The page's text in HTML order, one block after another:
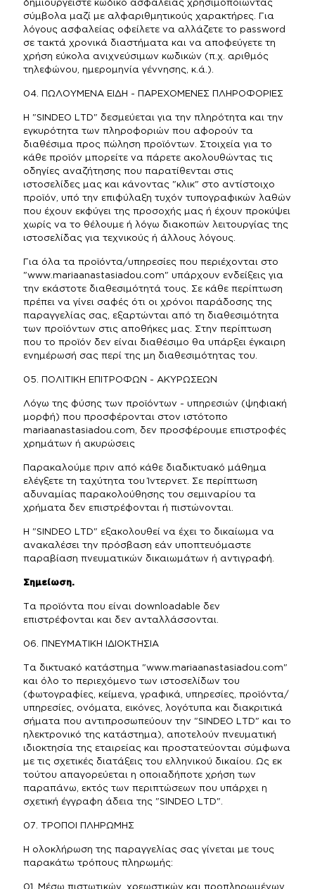
δημιουργείστε κωδικό ασφαλείας χρησιμοποιώντας
σύμβολα μαζί με αλφαριθμητικούς χαρακτήρες. Για
λόγους ασφαλείας οφείλετε να αλλάζετε το password
σε τακτά χρονικά διαστήματα και να αποφεύγετε τη
χρήση εύκολα ανιχνεύσιμων κωδικών (π.χ. αριθμός
τηλεφώνου, ημερομηνία γέννησης, κ.ά.).
04. ΠΩΛΟΥΜΕΝΑ ΕΙΔΗ - ΠΑΡΕΧΟΜΕΝΕΣ ΠΛΗΡΟΦΟΡΙΕΣ
Η "SINDEO LTD" δεσμεύεται για την πληρότητα και την
εγκυρότητα των πληροφοριών που αφορούν τα
διαθέσιμα προς πώληση προϊόντων. Στοιχεία για το
κάθε προϊόν μπορείτε να πάρετε ακολουθώντας τις
οδηγίες αναζήτησης που παρατίθενται στις
ιστοσελίδες μας και κάνοντας "κλικ" στο αντίστοιχο
προϊόν, υπό την επιφύλαξη τυχόν τυπογραφικών λαθών
που έχουν εκφύγει της προσοχής μας ή έχουν προκύψει
χωρίς να το θέλουμε ή λόγω διακοπών λειτουργίας της
ιστοσελίδας για τεχνικούς ή άλλους λόγους.
Για όλα τα προϊόντα/υπηρεσίες που περιέχονται στο
"www.mariaanastasiadou.com" υπάρχουν ενδείξεις για
την εκάστοτε διαθεσιμότητά τους. Σε κάθε περίπτωση
πρέπει να γίνει σαφές ότι οι χρόνοι παράδοσης της
παραγγελίας σας, εξαρτώνται από τη διαθεσιμότητα
των προϊόντων στις αποθήκες μας. Στην περίπτωση
που το προϊόν δεν είναι διαθέσιμο θα υπάρξει έγκαιρη
ενημέρωσή σας περί της μη διαθεσιμότητας του.
05. ΠΟΛΙΤΙΚΗ ΕΠΙΤΡΟΦΩΝ - ΑΚΥΡΩΣΕΩΝ
Λόγω της φύσης των προϊόντων - υπηρεσιών (ψηφιακή
μορφή) που προσφέρονται στον ιστότοπο
mariaanastasiadou.com, δεν προσφέρουμε επιστροφές
χρημάτων ή ακυρώσεις
Παρακαλούμε πριν από κάθε διαδικτυακό μάθημα
ελέγξετε τη ταχύτητα του Ίντερνετ. Σε περίπτωση
αδυναμίας παρακολούθησης του σεμιναρίου τα
χρήματα δεν επιστρέφονται ή πιστώνονται.
Η "SINDEO LTD" εξακολουθεί να έχει το δικαίωμα να
ανακαλέσει την πρόσβαση εάν υποπτευόμαστε
παραβίαση πνευματικών δικαιωμάτων ή αντιγραφή.
Σημείωση.
Τα προϊόντα που είναι downloadable δεν
επιστρέφονται και δεν ανταλλάσσονται.
06. ΠΝΕΥΜΑΤΙΚΗ ΙΔΙΟΚΤΗΣΙΑ
Τα δικτυακό κατάστημα "www.mariaanastasiadou.com"
και όλο το περιεχόμενο των ιστοσελίδων του
(φωτογραφίες, κείμενα, γραφικά, υπηρεσίες, προϊόντα/
υπηρεσίες, ονόματα, εικόνες, λογότυπα και διακριτικά
σήματα που αντιπροσωπεύουν την "SINDEO LTD" και το
ηλεκτρονικό της κατάστημα), αποτελούν πνευματική
ιδιοκτησία της εταιρείας και προστατεύονται σύμφωνα
με τις σχετικές διατάξεις του ελληνικού δικαίου. Ως εκ
τούτου απαγορεύεται η οποιαδήποτε χρήση των
παραπάνω, εκτός των περιπτώσεων που υπάρχει η
σχετική έγγραφη άδεια της "SINDEO LTD".
07. ΤΡΟΠΟΙ ΠΛΗΡΩΜΗΣ
Η ολοκλήρωση της παραγγελίας σας γίνεται με τους
παρακάτω τρόπους πληρωμής: